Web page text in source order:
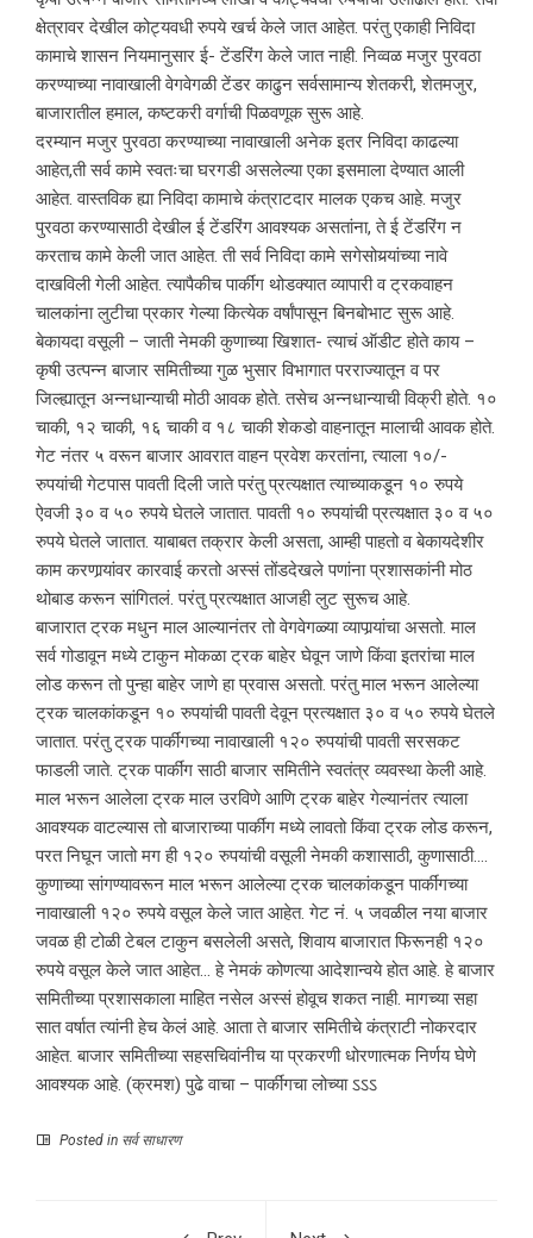
क्षेत्रावर देखील कोट्यवधी रुपये खर्च केले जात आहेत. परंतु एकाही निविदा
कामाचे शासन नियमानुसार ई- टेंडरिंग केले जात नाही. निव्वळ मजुर पुरवठा
करण्याच्या नावाखाली वेगवेगळी टेंडर काढुन सर्वसामान्य शेतकरी, शेतमजुर,
बाजारातील हमाल, कष्टकरी वर्गाची पिळवणूक सुरू आहे.
दरम्यान मजुर पुरवठा करण्याच्या नावाखाली अनेक इतर निविदा काढल्या
आहेत,ती सर्व कामे स्वतःचा घरगडी असलेल्या एका इसमाला देण्यात आली
आहेत. वास्तविक ह्या निविदा कामाचे कंत्राटदार मालक एकच आहे. मजुर
पुरवठा करण्यासाठी देखील ई टेंडरिंग आवश्यक असतांना, ते ई टेंडरिंग न
करताच कामे केली जात आहेत. ती सर्व निविदा कामे सगेसोयर्‍यांच्या नावे
दाखविली गेली आहेत. त्यापैकीच पार्कींग थोडक्यात व्यापारी व ट्रकवाहन
चालकांना लुटीचा प्रकार गेल्या कित्येक वर्षांपासून बिनबोभाट सुरू आहे.
बेकायदा वसूली – जाती नेमकी कुणाच्या खिशात- त्याचं ऑडीट होते काय –
कृषी उत्पन्न बाजार समितीच्या गुळ भुसार विभागात परराज्यातून व पर
जिल्ह्यातून अन्नधान्याची मोठी आवक होते. तसेच अन्नधान्याची विक्री होते. १०
चाकी, १२ चाकी, १६ चाकी व १८ चाकी शेकडो वाहनातून मालाची आवक होते.
गेट नंतर ५ वरून बाजार आवरात वाहन प्रवेश करतांना, त्याला १०/-
रुपयांची गेटपास पावती दिली जाते परंतु प्रत्यक्षात त्याच्याकडून १० रुपये
ऐवजी ३० व ५० रुपये घेतले जातात. पावती १० रुपयांची प्रत्यक्षात ३० व ५०
रुपये घेतले जातात. याबाबत तक्रार केली असता, आम्ही पाहतो व बेकायदेशीर
काम करणार्‍यांवर कारवाई करतो अस्सं तोंडदेखले पणांना प्रशासकांनी मोठ
थोबाड करून सांगितलं. परंतु प्रत्यक्षात आजही लुट सुरूच आहे.
बाजारात ट्रक मधुन माल आल्यानंतर तो वेगवेगळ्या व्यापार्‍यांचा असतो. माल
सर्व गोडावून मध्ये टाकुन मोकळा ट्रक बाहेर घेवून जाणे किंवा इतरांचा माल
लोड करून तो पुन्हा बाहेर जाणे हा प्रवास असतो. परंतु माल भरून आलेल्या
ट्रक चालकांकडून १० रुपयांची पावती देवून प्रत्यक्षात ३० व ५० रुपये घेतले
जातात. परंतु ट्रक पार्कींगच्या नावाखाली १२० रुपयांची पावती सरसकट
फाडली जाते. ट्रक पार्कींग साठी बाजार समितीने स्वतंत्र व्यवस्था केली आहे.
माल भरून आलेला ट्रक माल उरविणे आणि ट्रक बाहेर गेल्यानंतर त्याला
आवश्यक वाटल्यास तो बाजाराच्या पार्कींग मध्ये लावतो किंवा ट्रक लोड करून,
परत निघून जातो मग ही १२० रुपयांची वसूली नेमकी कशासाठी, कुणासाठी….
कुणाच्या सांगण्यावरून माल भरून आलेल्या ट्रक चालकांकडून पार्कींगच्या
नावाखाली १२० रुपये वसूल केले जात आहेत. गेट नं. ५ जवळील नया बाजार
जवळ ही टोळी टेबल टाकुन बसलेली असते, शिवाय बाजारात फिरूनही १२०
रुपये वसूल केले जात आहेत… हे नेमकं कोणत्या आदेशान्वये होत आहे. हे बाजार
समितीच्या प्रशासकाला माहित नसेल अस्सं होवूच शकत नाही. मागच्या सहा
सात वर्षात त्यांनी हेच केलं आहे. आता ते बाजार समितीचे कंत्राटी नोकरदार
आहेत. बाजार समितीच्या सहसचिवांनीच या प्रकरणी धोरणात्मक निर्णय घेणे
आवश्यक आहे. (क्रमश) पुढे वाचा – पार्कींगचा लोच्या ऽऽऽ
Posted in सर्व साधारण